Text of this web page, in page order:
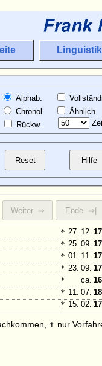
Linguistik
Alphab.
Chronol.
Rückw.
Ähnlich
* 27. 12.
* 25. 09.
* 01. 11.
* 23. 09.
* ca.
* 11. 07.
* 15. 02.
↑ nur